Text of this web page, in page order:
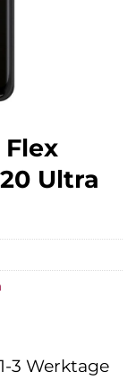
Ultra
3 Werktage